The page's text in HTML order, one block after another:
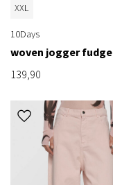
XXL
10Days
woven jogger fudge
139,90